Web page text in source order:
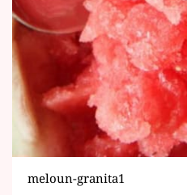
meloun-granita1